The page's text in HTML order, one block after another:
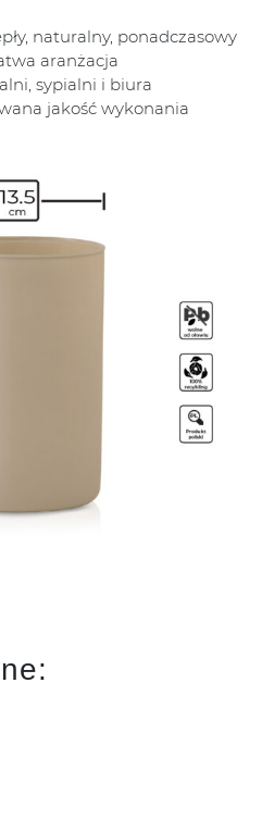
naturalny, ponadczasowy
aranżacja
sypialni i biura
jakość wykonania